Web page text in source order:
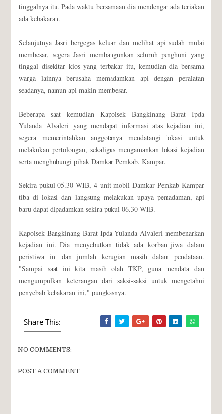
tinggalnya itu. Pada waktu bersamaan dia mendengar ada teriakan
ada kebakaran.
Selanjutnya Jasri bergegas keluar dan melihat api sudah mulai
membesar, segera Jasri membangunkan seluruh penghuni yang
tinggal disekitar kios yang terbakar itu, kemudian dia bersama
warga lainnya berusaha memadamkan api dengan peralatan
seadanya, namun api makin membesar.
Beberapa saat kemudian Kapolsek Bangkinang Barat Ipda
Yulanda Alvaleri yang mendapat informasi atas kejadian ini,
segera memerintahkan anggotanya mendatangi lokasi untuk
melakukan pertolongan, sekaligus mengamankan lokasi kejadian
serta menghubungi pihak Damkar Pemkab. Kampar.
Sekira pukul 05.30 WIB, 4 unit mobil Damkar Pemkab Kampar
tiba di lokasi dan langsung melakukan upaya pemadaman, api
baru dapat dipadamkan sekira pukul 06.30 WIB.
Kapolsek Bangkinang Barat Ipda Yulanda Alvaleri membenarkan
kejadian ini. Dia menyebutkan tidak ada korban jiwa dalam
peristiwa ini dan jumlah kerugian masih dalam pendataan.
"Sampai saat ini kita masih olah TKP, guna mendata dan
mengumpulkan keterangan dari saksi-saksi untuk mengetahui
penyebab kebakaran ini," pungkasnya.
Share This:
NO COMMENTS:
POST A COMMENT